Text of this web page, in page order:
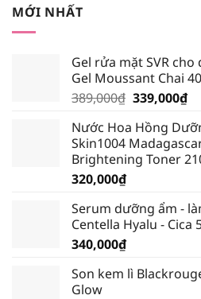
MỚI NHẤT
Gel rửa mặt SVR
Gel Moussant Chai
389,000₫ Giá
là:
389,000₫.
339,000₫Giá
tại
là:
Nước Hoa Hồng
Skin1004
Brightening Toner
320,000₫
Serum dưỡng ẩm -
Centella Hyalu - Cica
340,000₫
Son kem lì
Glow